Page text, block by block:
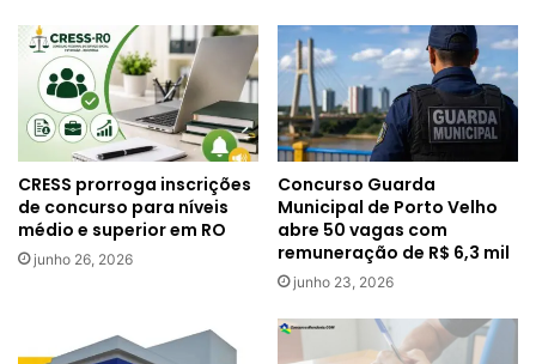
CRESS prorroga inscrições
de concurso para níveis
médio e superior em RO
junho 26, 2026
Concurso Guarda
Municipal de Porto Velho
abre 50 vagas com
remuneração de R$ 6,3 mil
junho 23, 2026